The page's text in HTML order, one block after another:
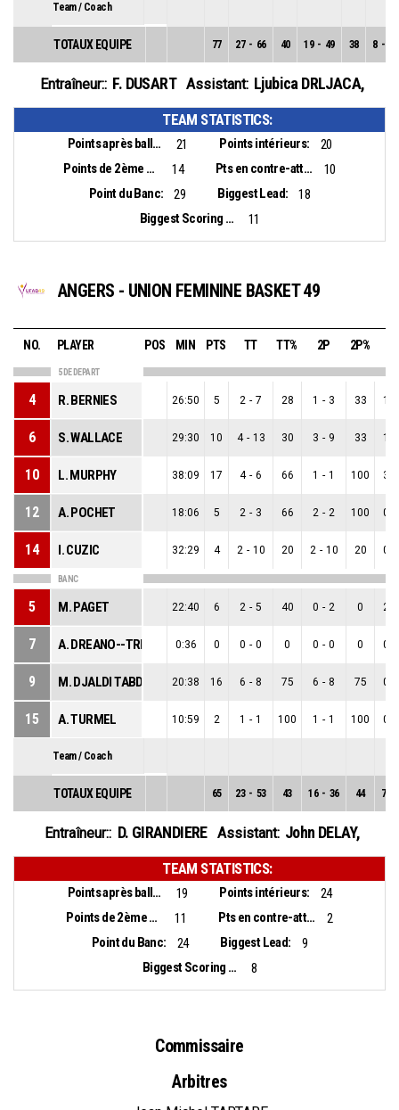
Team / Coach
TOTAUX EQUIPE 77 27 - 66 40 19 - 49 38 8 -
Entraîneur:: F. DUSART Assistant: Ljubica DRLJACA,
TEAM STATISTICS:
Points après balles perdues: 21 Points intérieurs:
20
Points de 2ème chance:
14 Pts en contre-attaque:
10
Point du Banc:
29 Biggest Lead:
18
Biggest Scoring Run:
11
ANGERS - UNION FEMININE BASKET 49
NO. PLAYER POS MIN PTS TT TT% 2P 2P%
5 DE DEPART
4 R. BERNIES 26:50 5 2 - 7 28 1 - 3 33 1
6 S. WALLACE 29:30 10 4 - 13 30 3 - 9 33 1
10 L. MURPHY 38:09 17 4 - 6 66 1 - 1 100 3
12 A. POCHET 18:06 5 2 - 3 66 2 - 2 100 0
14 I. CUZIC 32:29 4 2 - 10 20 2 - 10 20 0
BANC
5 M. PAGET 22:40 6 2 - 5 40 0 - 2 0 2
7 0:36 0 0 - 0 0 0 - 0 0 0
9 M. DJALDI TABDI 20:38 16 6 - 8 75 6 - 8 75 0
15 A. TURMEL 10:59 2 1 - 1 100 1 - 1 100 0
Team / Coach
TOTAUX EQUIPE 65 23 - 53 43 16 - 36 44 7
Entraîneur:: D. GIRANDIERE Assistant: John DELAY,
TEAM STATISTICS:
Points après balles perdues: 19 Points intérieurs:
24
Points de 2ème chance:
11 Pts en contre-attaque:
2
Point du Banc:
24 Biggest Lead:
9
Biggest Scoring Run:
8
Commissaire
Arbitres